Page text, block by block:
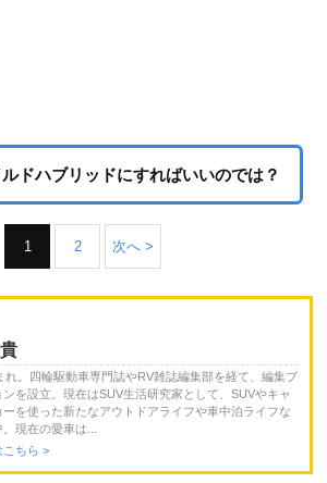
ドハブリッドにすればいいのでは？
1 2 次へ >
れ。四輪駆動車専門誌やRV雑誌編集部を経て、編集ブ
ンを設立。現在はSUV生活研究家として、SUVやキャ
ーを使った新たなアウトドアライフや車中泊ライフな
現在の愛車は...
こちら >